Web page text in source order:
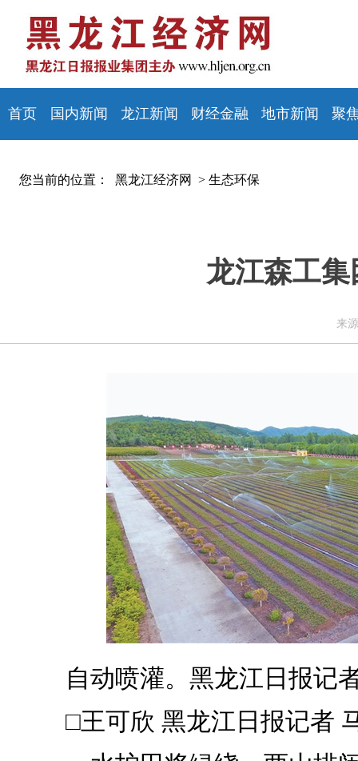
首页 国内新闻 龙江新闻 财经金融 地市新闻 聚
您当前的位置： 黑龙江经济网 > 生态环保
龙江森工
来
自动喷灌。黑龙江日报记
□王可欣 黑龙江日报记者